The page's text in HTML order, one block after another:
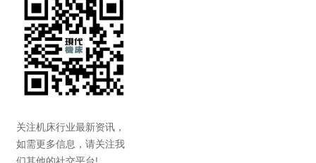
关注机床行业最新资讯，
如需更多信息，请关注我